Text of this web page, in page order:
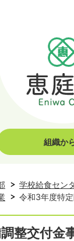
組織か
学校給食セン
令和3年度特
整交付金